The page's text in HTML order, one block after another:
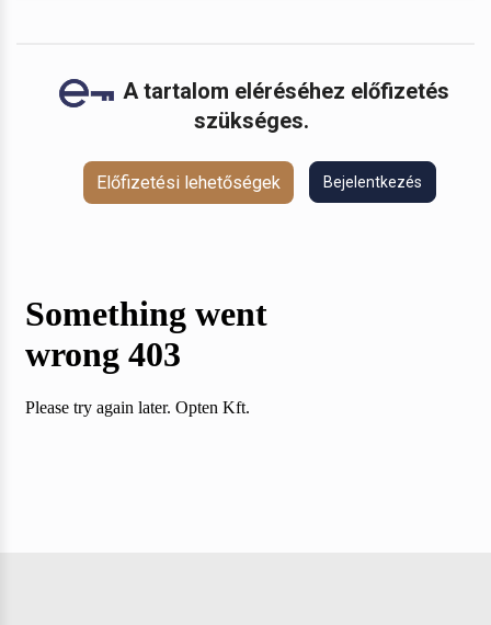
A tartalom eléréséhez előfizetés
szükséges.
Előfizetési lehetőségek Bejelentkezés